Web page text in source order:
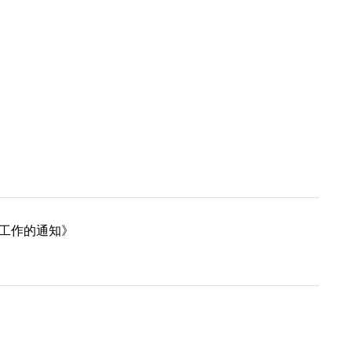
作的通知》